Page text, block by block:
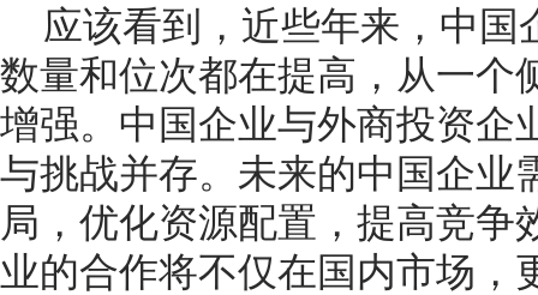
应该看到，近些年来，中国
数量和位次都在提高，从一个
增强。中国企业与外商投资企
与挑战并存。未来的中国企业
局，优化资源配置，提高竞争
业的合作将不仅在国内市场，